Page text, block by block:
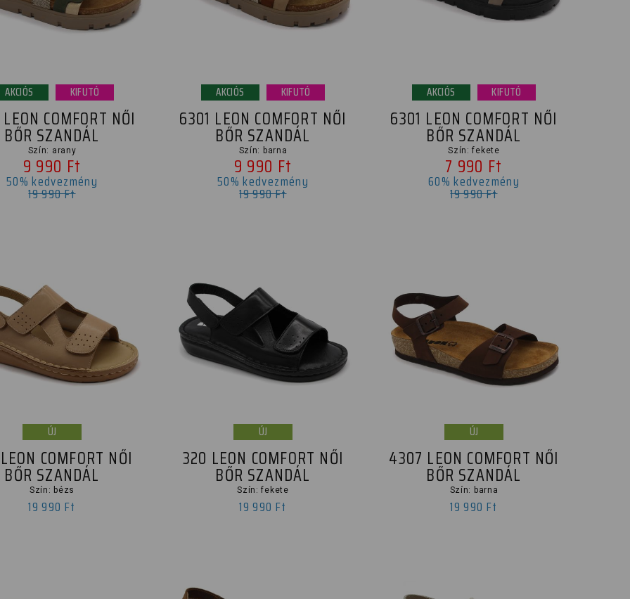
AKCIÓS KIFUTÓ
COMFORT NŐI
BŐR SZANDÁL
Szín: arany
9 990 Ft
50% kedvezmény
19 990 Ft
AKCIÓS KIFUTÓ
6301 LEON COMFORT NŐI
BŐR SZANDÁL
Szín: barna
9 990 Ft
50% kedvezmény
19 990 Ft
AKCIÓS KIFUTÓ
6301 LEON COMFORT NŐI
BŐR SZANDÁL
Szín: fekete
7 990 Ft
60% kedvezmény
19 990 Ft
ÚJ
COMFORT NŐI
BŐR SZANDÁL
Szín: bézs
19 990 Ft
ÚJ
320 LEON COMFORT NŐI
BŐR SZANDÁL
Szín: fekete
19 990 Ft
ÚJ
4307 LEON COMFORT NŐI
BŐR SZANDÁL
Szín: barna
19 990 Ft